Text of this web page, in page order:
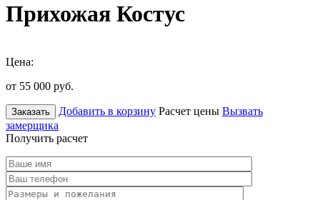
Прихожая Костус
Цена:
от 55 000 руб.
Заказать Добавить в корзину Расчет цены Вызвать
замерщика
Получить расчет